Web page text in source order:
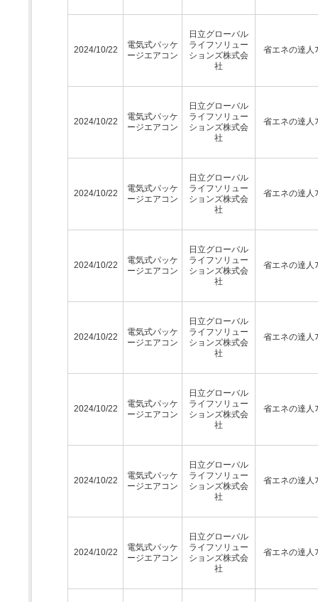
2024/10/22
電気式パッケ
ージエアコン
日立グローバル
ライフソリュー
ションズ株式会
社
省エネの達人
2024/10/22
電気式パッケ
ージエアコン
日立グローバル
ライフソリュー
ションズ株式会
社
省エネの達人
2024/10/22
電気式パッケ
ージエアコン
日立グローバル
ライフソリュー
ションズ株式会
社
省エネの達人
2024/10/22
電気式パッケ
ージエアコン
日立グローバル
ライフソリュー
ションズ株式会
社
省エネの達人
2024/10/22
電気式パッケ
ージエアコン
日立グローバル
ライフソリュー
ションズ株式会
社
省エネの達人
2024/10/22
電気式パッケ
ージエアコン
日立グローバル
ライフソリュー
ションズ株式会
社
省エネの達人
2024/10/22
電気式パッケ
ージエアコン
日立グローバル
ライフソリュー
ションズ株式会
社
省エネの達人
2024/10/22
電気式パッケ
ージエアコン
日立グローバル
ライフソリュー
ションズ株式会
社
省エネの達人